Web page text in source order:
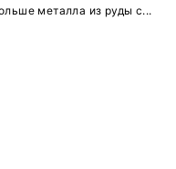
металла из руды с...